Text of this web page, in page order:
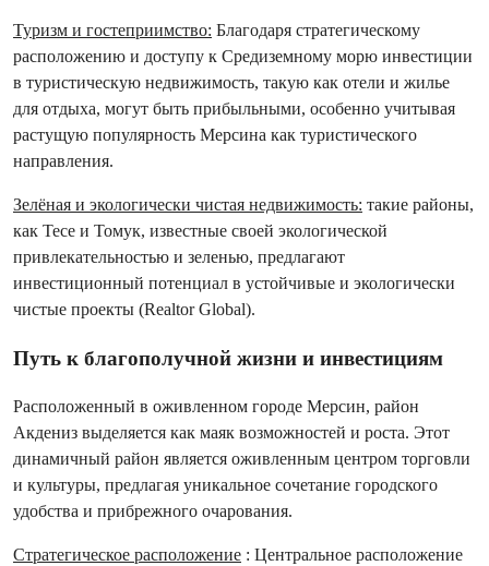
Туризм и гостеприимство: Благодаря стратегическому
расположению и доступу к Средиземному морю инвестиции
в туристическую недвижимость, такую ​​как отели и жилье
для отдыха, могут быть прибыльными, особенно учитывая
растущую популярность Мерсина как туристического
направления.
Зелёная и экологически чистая недвижимость: такие районы,
как Тесе и Томук, известные своей экологической
привлекательностью и зеленью, предлагают
инвестиционный потенциал в устойчивые и экологически
чистые проекты (Realtor Global).
Путь к благополучной жизни и инвестициям
Расположенный в оживленном городе Мерсин, район
Акдениз выделяется как маяк возможностей и роста. Этот
динамичный район является оживленным центром торговли
и культуры, предлагая уникальное сочетание городского
удобства и прибрежного очарования.
Стратегическое расположение : Центральное расположение